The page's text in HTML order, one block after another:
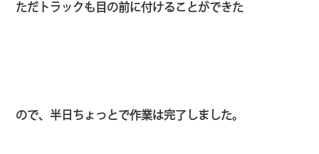
ただトラックも目の前に付けることができた
ので、半日ちょっとで作業は完了しました。